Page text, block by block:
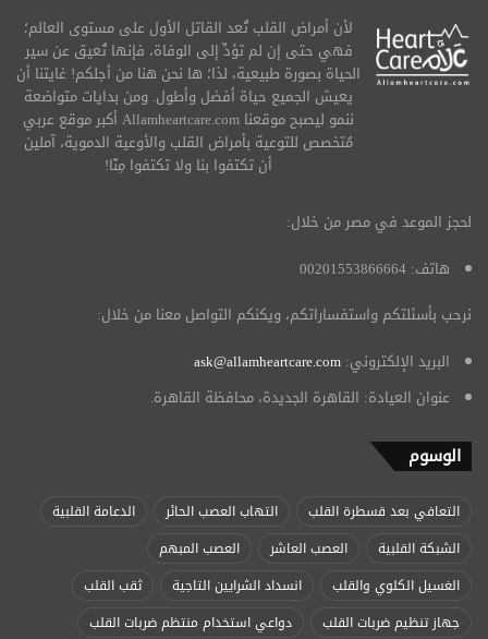
لأن أمراض القلب تُعد القاتل الأول على مستوى العالم؛
فهي حتى إن لم تؤدِّ إلى الوفاة، فإنها تُعيق عن سير
الحياة بصورة طبيعية، لذا؛ ها نحن هنا من أجلكم! غايتنا أن
يعيش الجميع حياة أفضل وأطول. ومن بدايات متواضعة
ننمو ليصبح موقعنا Allamheartcare.com أكبر موقع عربي
مُتخصص للتوعية بأمراض القلب والأوعية الدموية، آملين
أن تكتفوا بنا ولا تكتفوا مِنّا!
لحجز الموعد في مصر من خلال:
هاتف: 00201553866664
نرحب بأسئلتكم واستفساراتكم، ويكنكم التواصل معنا من خلال:
البريد الإلكتروني: ask@allamheartcare.com
عنوان العيادة: القاهرة الجديدة، محافظة القاهرة.
الوسوم
التعافي بعد قسطرة القلب التهاب العصب الحائر
الدعامة القلبية
الشبكة القلبية
العصب العاشر
العصب المبهم
الغسيل الكلوي والقلب
انسداد الشرايين التاجية
ثقب القلب
جهاز تنظيم ضربات القلب
دواعي استخدام منتظم ضربات القلب